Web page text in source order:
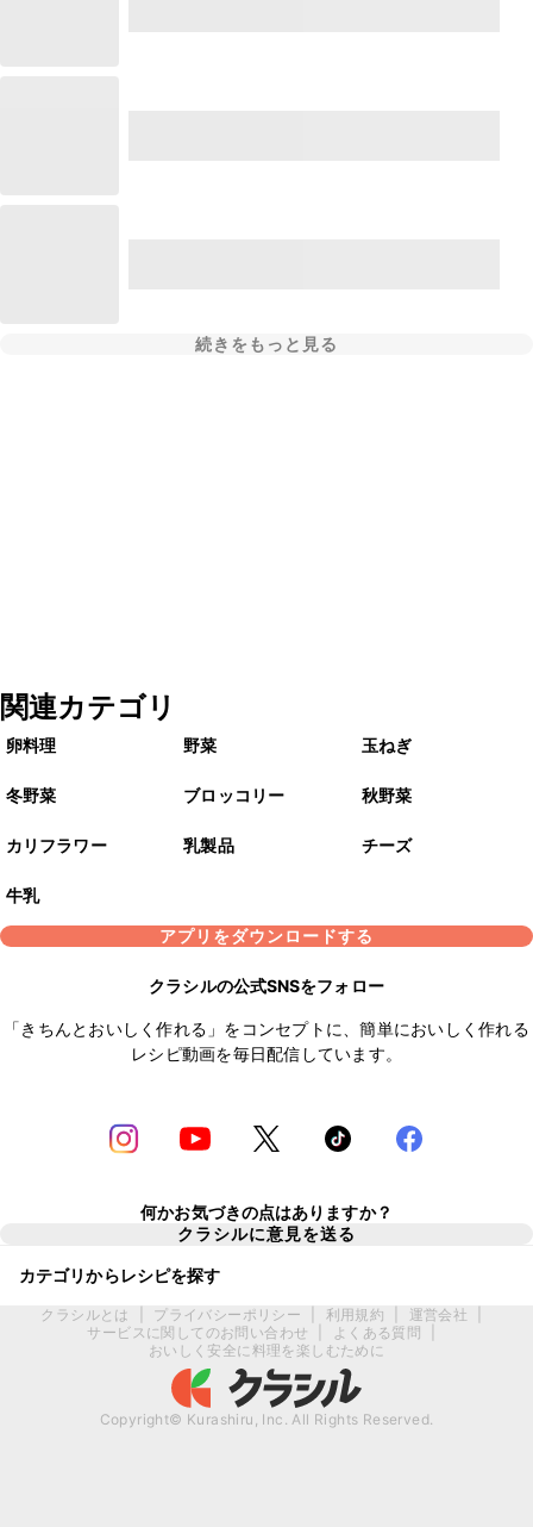
続きをもっと見る
関連カテゴリ
卵料理 野菜 玉ねぎ
冬野菜 ブロッコリー 秋野菜
カリフラワー 乳製品 チーズ
牛乳
アプリをダウンロードする
クラシルの公式SNSをフォロー
「きちんとおいしく作れる」をコンセプトに、簡単においしく作れる
レシピ動画を毎日配信しています。
何かお気づきの点はありますか？
クラシルに意見を送る
カテゴリからレシピを探す
クラシルとは プライバシーポリシー 利用規約 運営会社
サービスに関してのお問い合わせ
よくある質問
おいしく安全に料理を楽しむために
Copyright© Kurashiru, Inc. All Rights Reserved.